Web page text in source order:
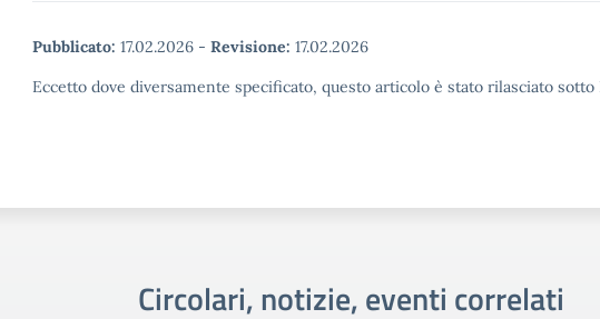
Pubblicato: 17.02.2026 - Revisione: 17.02.2026
Eccetto dove diversamente specificato, questo articolo è stato rilasciato
Circolari, notizie, eventi correlati